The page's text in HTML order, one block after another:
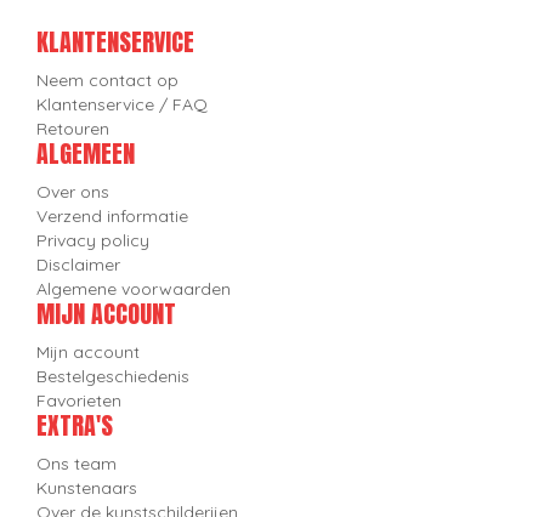
KLANTENSERVICE
Neem contact op
Klantenservice / FAQ
Retouren
ALGEMEEN
Over ons
Verzend informatie
Privacy policy
Disclaimer
Algemene voorwaarden
MIJN ACCOUNT
Mijn account
Bestelgeschiedenis
Favorieten
EXTRA'S
Ons team
Kunstenaars
Over de kunstschilderijen